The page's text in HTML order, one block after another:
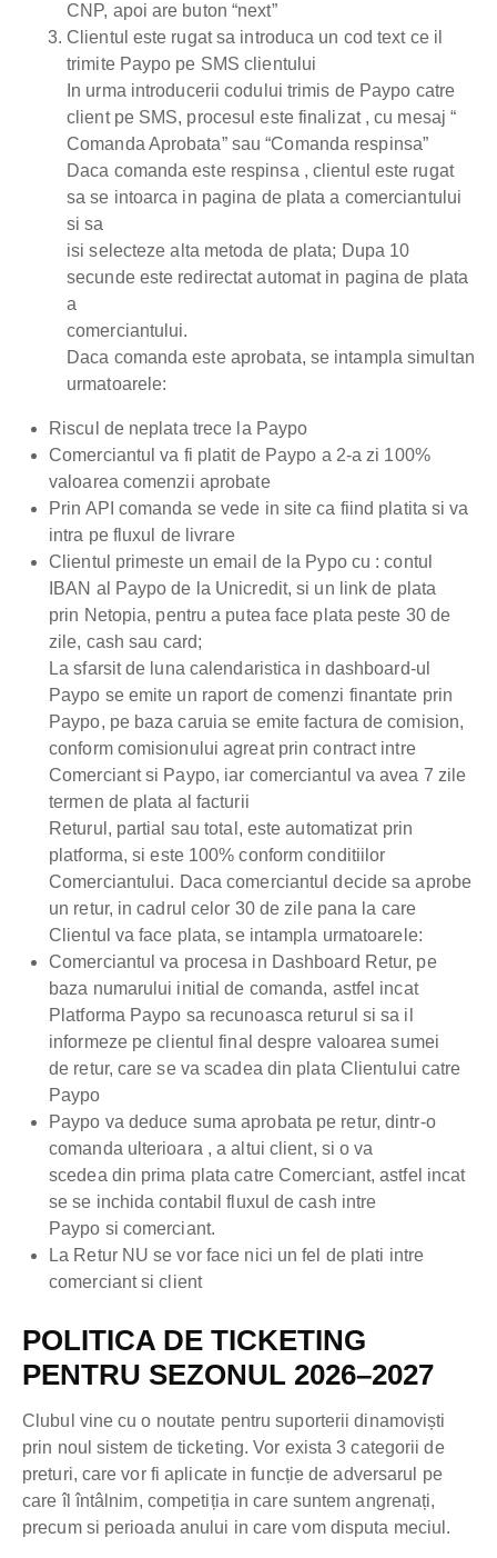
CNP, apoi are buton “next”
Clientul este rugat sa introduca un cod text ce il
trimite Paypo pe SMS clientului
In urma introducerii codului trimis de Paypo catre
client pe SMS, procesul este finalizat , cu mesaj “
Comanda Aprobata” sau “Comanda respinsa”
Daca comanda este respinsa , clientul este rugat
sa se intoarca in pagina de plata a comerciantului
si sa
isi selecteze alta metoda de plata; Dupa 10
secunde este redirectat automat in pagina de plata
a
comerciantului.
Daca comanda este aprobata, se intampla simultan
urmatoarele:
Riscul de neplata trece la Paypo
Comerciantul va fi platit de Paypo a 2-a zi 100%
valoarea comenzii aprobate
Prin API comanda se vede in site ca fiind platita si va
intra pe fluxul de livrare
Clientul primeste un email de la Pypo cu : contul
IBAN al Paypo de la Unicredit, si un link de plata
prin Netopia, pentru a putea face plata peste 30 de
zile, cash sau card;
La sfarsit de luna calendaristica in dashboard-ul
Paypo se emite un raport de comenzi finantate prin
Paypo, pe baza caruia se emite factura de comision,
conform comisionului agreat prin contract intre
Comerciant si Paypo, iar comerciantul va avea 7 zile
termen de plata al facturii
Returul, partial sau total, este automatizat prin
platforma, si este 100% conform conditiilor
Comerciantului. Daca comerciantul decide sa aprobe
un retur, in cadrul celor 30 de zile pana la care
Clientul va face plata, se intampla urmatoarele:
Comerciantul va procesa in Dashboard Retur, pe
baza numarului initial de comanda, astfel incat
Platforma Paypo sa recunoasca returul si sa il
informeze pe clientul final despre valoarea sumei
de retur, care se va scadea din plata Clientului catre
Paypo
Paypo va deduce suma aprobata pe retur, dintr-o
comanda ulterioara , a altui client, si o va
scedea din prima plata catre Comerciant, astfel incat
se se inchida contabil fluxul de cash intre
Paypo si comerciant.
La Retur NU se vor face nici un fel de plati intre
comerciant si client
POLITICA DE TICKETING
PENTRU SEZONUL 2026–2027
Clubul vine cu o noutate pentru suporterii dinamoviști
prin noul sistem de ticketing. Vor exista 3 categorii de
preturi, care vor fi aplicate in funcție de adversarul pe
care îl întâlnim, competiția in care suntem angrenați,
precum si perioada anului in care vom disputa meciul.